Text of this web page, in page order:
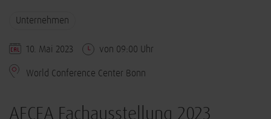
Unternehmen
10. Mai 2023 von 09:00 Uhr
World Conference Center Bonn
AFCEA Fachausstellung 2023